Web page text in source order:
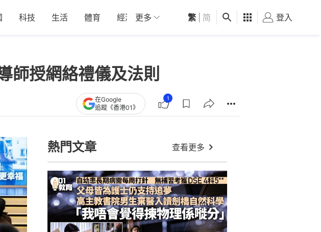
科技 生活 體育 經濟 01深圳 觀點 健康 好食玩飛
更多 繁 简 登入
師授網絡禮儀及法則
在Google
追蹤《香港01》
1
熱門文章 查看更多